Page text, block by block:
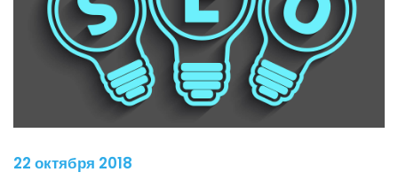
22 октября 2018